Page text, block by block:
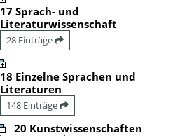
17 Sprach- und
Literaturwissenschaft
28 Einträge
18 Einzelne Sprachen und
Literaturen
148 Einträge
20 Kunstwissenschaften